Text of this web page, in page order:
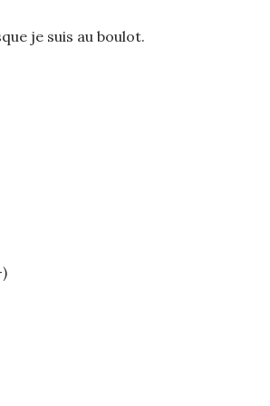
je suis au boulot.